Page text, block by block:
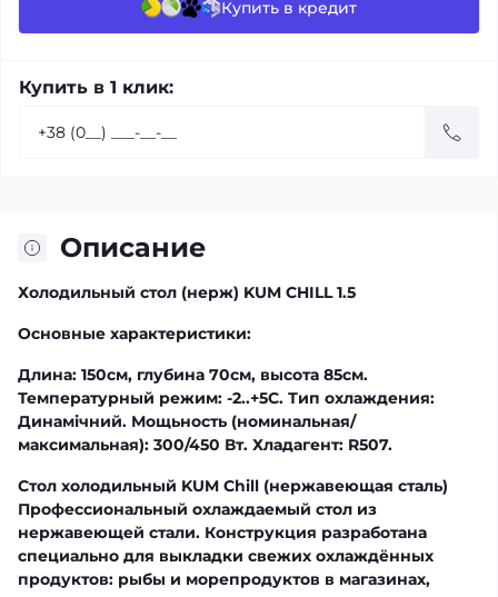
Купить в кредит
Купить в 1 клик:
Описание
Холодильный стол (нерж) KUM CHILL 1.5
Основные характеристики:
Длина: 150см, глубина 70см, высота 85см.
Температурный режим: -2..+5C. Тип охлаждения:
Динамічний. Мощьность (номинальная/
максимальная): 300/450 Вт. Хладагент: R507.
Стол холодильный KUM Chill (нержавеющая сталь)
Профессиональный охлаждаемый стол из
нержавеющей стали. Конструкция разработана
специально для выкладки свежих охлаждённых
продуктов: рыбы и морепродуктов в магазинах,